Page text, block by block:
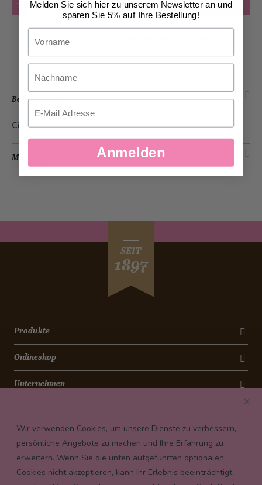
in den Warenkorb
Beschreibung
Cinnamon Roll
Mehr Informationen
SEIT
1897
Produkte
Onlineshop
Unternehmen
Payment conditions
Wir verwenden Cookies, um unsere Dienste zu verbessern,
persönliche Angebote zu machen und Ihre Erfahrung zu
erweitern. Wenn Sie die unten aufgeführten optionalen
Cookies nicht akzeptieren, kann Ihr Erlebnis beeinträchtigt
Melden Sie sich hier zu unserem Newsletter an und
sparen Sie 5% auf Ihre Bestellung!
Nachname
Email
Anmelden